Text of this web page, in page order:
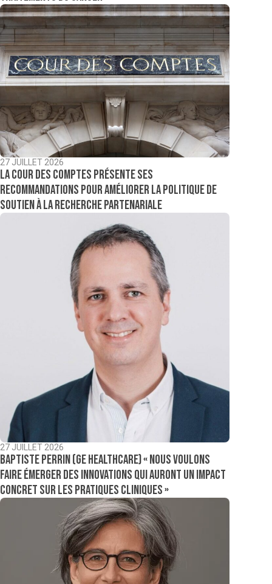
27 JUILLET 2026
La Cour des comptes présente ses
recommandations pour améliorer la politique de
soutien à la recherche partenariale
27 JUILLET 2026
Baptiste Perrin (GE Healthcare) « Nous voulons
faire émerger des innovations qui auront un impact
concret sur les pratiques cliniques »